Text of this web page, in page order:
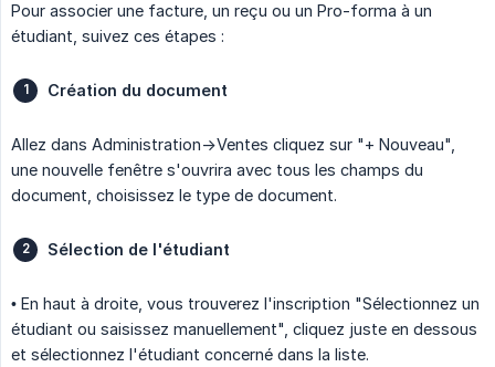
Pour associer une facture, un reçu ou un Pro-forma à un
étudiant, suivez ces étapes :
Création du document
Allez dans Administration->Ventes cliquez sur "+ Nouveau",
une nouvelle fenêtre s'ouvrira avec tous les champs du
document, choisissez le type de document.
Sélection de l'étudiant
• En haut à droite, vous trouverez l'inscription "Sélectionnez un
étudiant ou saisissez manuellement", cliquez juste en dessous
et sélectionnez l'étudiant concerné dans la liste.